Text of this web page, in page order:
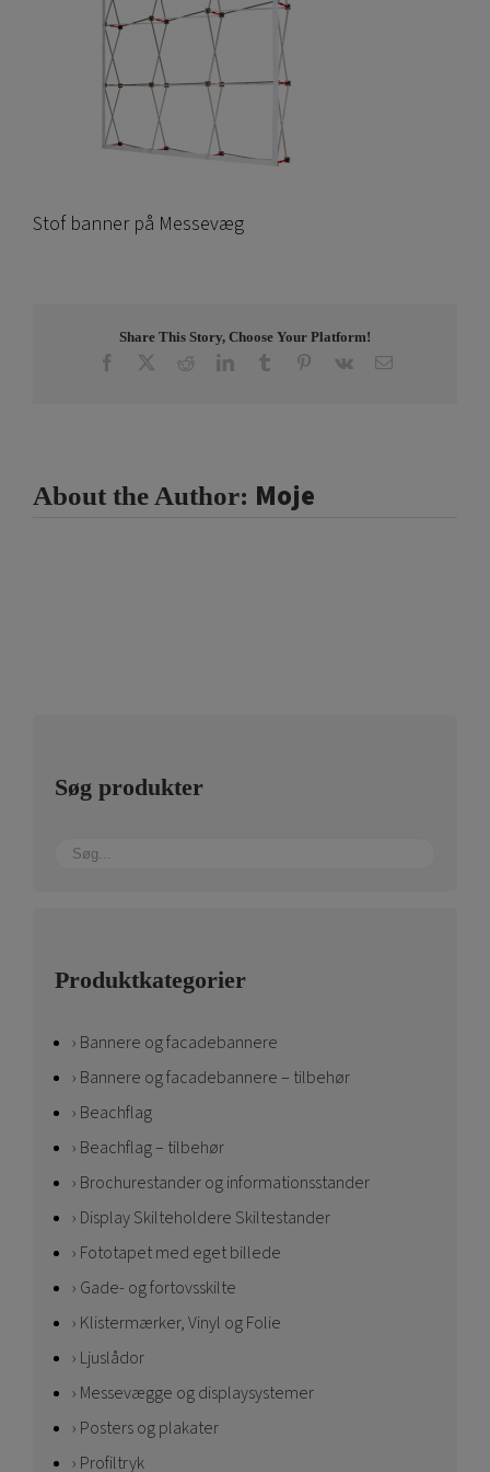
Stof banner på Messevæg
Share This Story, Choose Your Platform!
Facebook RedditLinkedInTumblr Pinterest
Vk Email
About the Author: Moje
Søg produkter
Produktkategorier
Bannere og facadebannere
Bannere og facadebannere – tilbehør
Beachflag
Beachflag – tilbehør
Brochurestander og informationsstander
Display Skilteholdere Skiltestander
Fototapet med eget billede
Gade- og fortovsskilte
Klistermærker, Vinyl og Folie
Ljuslådor
Messevægge og displaysystemer
Posters og plakater
Profiltryk